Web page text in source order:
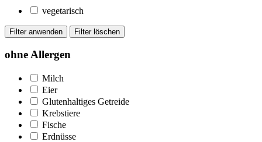
vegetarisch
ohne Allergen
Milch
Eier
Glutenhaltiges Getreide
Krebstiere
Fische
Erdnüsse